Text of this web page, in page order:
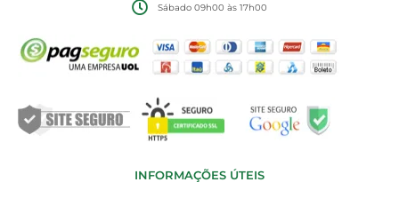
Sábado 09h00 às 17h00
INFORMAÇÕES ÚTEIS